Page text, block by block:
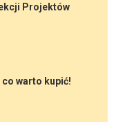
Projektów
warto kupić!